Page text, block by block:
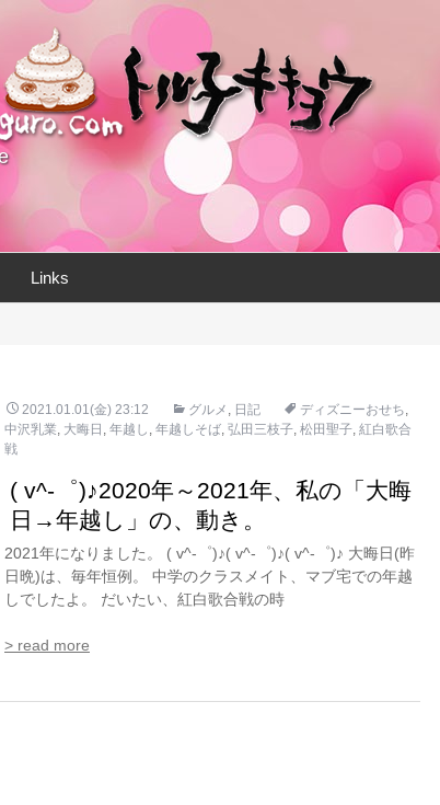
Links
2021.01.01(金) 23:12 グルメ , 日記 ディズニーおせち,
中沢乳業, 大晦日 , 年越し , 年越しそば, 弘田三枝子, 松田聖子, 紅白歌合
戦
( v^-゜)♪2020年～2021年、私の「大晦
日→年越し」の、動き。
2021年になりました。 ( v^-゜)♪( v^-゜)♪( v^-゜)♪ 大晦日(昨
日晩)は、毎年恒例。 中学のクラスメイト、マブ宅での年越
しでしたよ。 だいたい、紅白歌合戦の時
> read more